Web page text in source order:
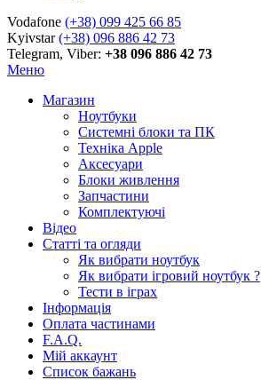
Vodafone (+38) 099 425 66 85
Kyivstar(+38) 096 886 42 73
Telegram, Viber: +38 096 886 42 73
Меню
Магазин
Ноутбуки
Системні блоки та ПК
Техніка Apple
Аксесуари
Блоки живлення
Запчастини
Комплектуючі
Відео
Статті та огляди
Як вибрати ноутбук
Як вибрати ігровий ноутбук ?
Тести в іграх
Інформація
Оплата частинами
F.A.Q.
Мій аккаунт
Список бажань